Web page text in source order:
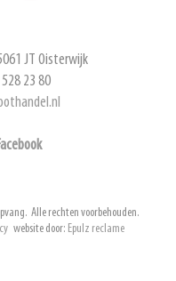
JT Oisterwijk
23 80
Alle rechten voorbehouden.
website door: Epulz reclame